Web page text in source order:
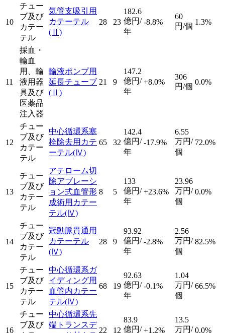
10
チュー
ブ及び
カテー
テル
気管支吸引用
カテーテル
(Ⅱ)
28 23
182.6
億円/
年
-8.8%
60
円/個 1.3%
11
採血・
輸血
用、輸
液用器
具及び
医薬品
注入器
輸液ポンプ用
延長チューブ
(Ⅱ)
21 9
147.2
億円/
年
+8.0%
306
円/個
0.0%
12
チュー
ブ及び
カテー
テル
中心循環系塞
栓除去用カテ
ーテル(Ⅳ)
65 32
142.4
億円/
年
-17.9%
6.55
万円/
個
72.0%
13
チュー
ブ及び
カテー
テル
アテローム切
除アブレーシ
ョン式血管形
成術用カテー
テル(Ⅳ)
8 5
133
億円/
年
+23.6%
23.96
万円/
個
0.0%
14
チュー
ブ及び
カテー
テル
冠動脈貫通用
カテーテル
(Ⅳ)
28 9
93.92
億円/
年
-2.8%
2.56
万円/
個
82.5%
15
チュー
ブ及び
カテー
テル
中心循環系ガ
イディング用
血管内カテー
テル(Ⅳ)
68 19
92.63
億円/
年
-0.1%
1.04
万円/
個
66.5%
16
チュー
ブ及び
中心循環系先
端トランスデ
22 12
83.9
億円/ +1.2%
13.5
万円/ 0.0%